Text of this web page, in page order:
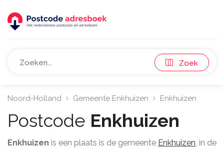
Zoek
Noord-Holland Gemeente Enkhuizen Enkhuizen
Postcode Enkhuizen
Enkhuizen is een plaats is de gemeente Enkhuizen, in de